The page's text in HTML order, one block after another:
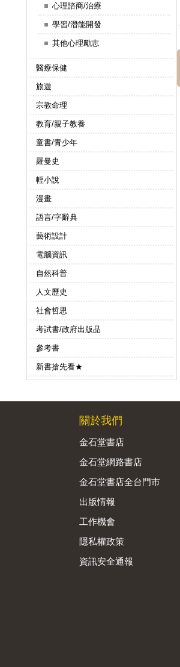
心理諮商/治療
學習/潛能開發
其他心理勵志
醫療保健
旅遊
宗教命理
教育/親子教養
童書/青少年
羅曼史
輕小說
漫畫
語言/字辭典
藝術設計
電腦資訊
自然科普
人文歷史
社會哲思
考試書/政府出版品
參考書
新書搶先看★
關於我們
金石堂書店
金石堂網路書店
金石堂書店全台門市
出版情報
工作機會
隱私權政策
資訊安全通報